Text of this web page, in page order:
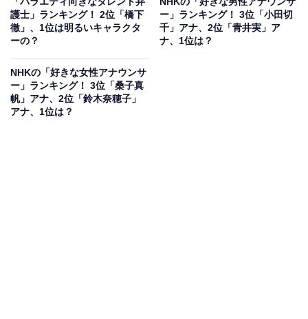
護士」ランキング！ 2位「橋下
徹」、1位は明るいキャラクタ
ーの？
ー」ランキング！ 3位「小田切
千」アナ、2位「青井実」ア
ナ、1位は？
NHKの「好きな女性アナウンサ
ー」ランキング！ 3位「桑子真
帆」アナ、2位「鈴木奈穂子」
アナ、1位は？